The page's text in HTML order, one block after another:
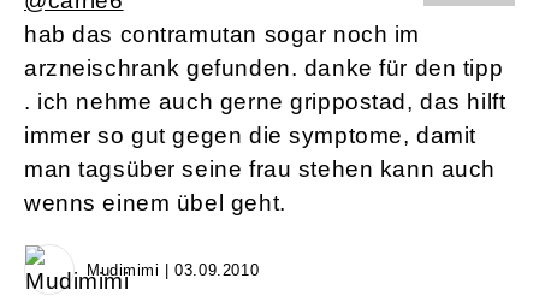
hab das contramutan sogar noch im
arzneischrank gefunden. danke für den tipp
. ich nehme auch gerne grippostad, das hilft
immer so gut gegen die symptome, damit
man tagsüber seine frau stehen kann auch
wenns einem übel geht.
Mudimimi | 03.09.2010